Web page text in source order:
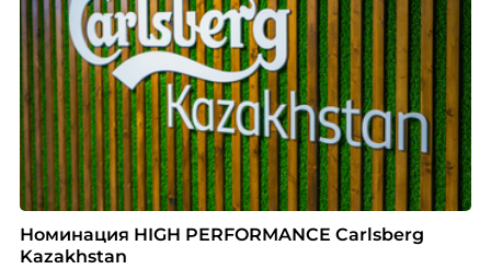
Номинация HIGH PERFORMANCE Carlsberg
Kazakhstan